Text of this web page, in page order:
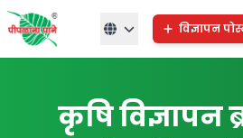
विज्ञापन
कृषि विज्ञापन